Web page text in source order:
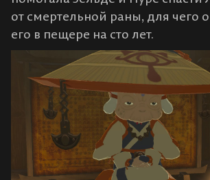
от смертельной раны, для чего
его в пещере на сто лет.